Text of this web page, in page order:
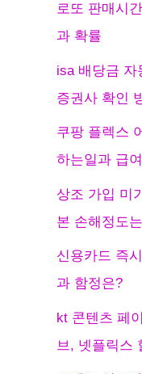
로또 판매시
과 확률
isa 배당금 자
증권사 확인
쿠팡 플렉스
하는일과 급여
상조 가입 미
본 손해정도는
신용카드 즉
과 함정은?
kt 콘텐츠 페
브, 넷플릭스